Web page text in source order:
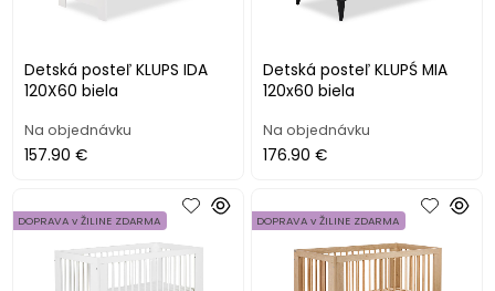
Detská posteľ KLUPS IDA
120X60 biela
Na objednávku
157.90 €
Detská posteľ KLUPŚ MIA
120x60 biela
Na objednávku
176.90 €
DOPRAVA v ŽILINE ZDARMA DOPRAVA v ŽILINE ZDARMA